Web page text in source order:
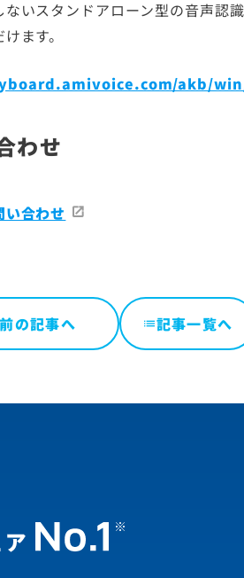
いスタンドアローン型の音声認
ます。
akb/
わせ
合わせ
前の記事へ list記事一覧へ